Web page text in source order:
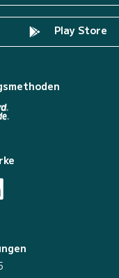
Play Store